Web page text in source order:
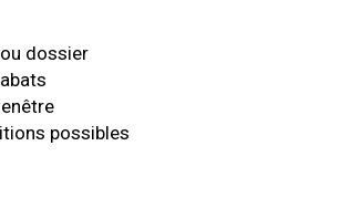
dossier
possibles